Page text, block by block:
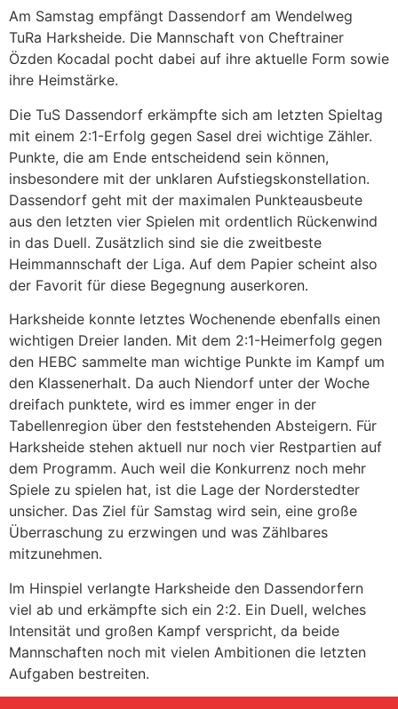
Am Samstag empfängt Dassendorf am Wendelweg
TuRa Harksheide. Die Mannschaft von Cheftrainer
Özden Kocadal pocht dabei auf ihre aktuelle Form sowie
ihre Heimstärke.
Die TuS Dassendorf erkämpfte sich am letzten Spieltag
mit einem 2:1-Erfolg gegen Sasel drei wichtige Zähler.
Punkte, die am Ende entscheidend sein können,
insbesondere mit der unklaren Aufstiegskonstellation.
Dassendorf geht mit der maximalen Punkteausbeute
aus den letzten vier Spielen mit ordentlich Rückenwind
in das Duell. Zusätzlich sind sie die zweitbeste
Heimmannschaft der Liga. Auf dem Papier scheint also
der Favorit für diese Begegnung auserkoren.
Harksheide konnte letztes Wochenende ebenfalls einen
wichtigen Dreier landen. Mit dem 2:1-Heimerfolg gegen
den HEBC sammelte man wichtige Punkte im Kampf um
den Klassenerhalt. Da auch Niendorf unter der Woche
dreifach punktete, wird es immer enger in der
Tabellenregion über den feststehenden Absteigern. Für
Harksheide stehen aktuell nur noch vier Restpartien auf
dem Programm. Auch weil die Konkurrenz noch mehr
Spiele zu spielen hat, ist die Lage der Norderstedter
unsicher. Das Ziel für Samstag wird sein, eine große
Überraschung zu erzwingen und was Zählbares
mitzunehmen.
Im Hinspiel verlangte Harksheide den Dassendorfern
viel ab und erkämpfte sich ein 2:2. Ein Duell, welches
Intensität und großen Kampf verspricht, da beide
Mannschaften noch mit vielen Ambitionen die letzten
Aufgaben bestreiten.